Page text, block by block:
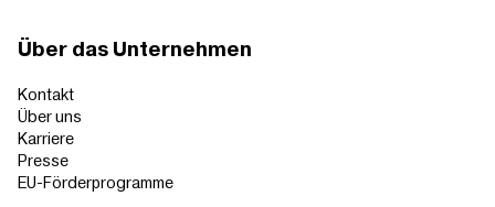
Über das Unternehmen
Kontakt
Über uns
Karriere
Presse
EU-Förderprogramme